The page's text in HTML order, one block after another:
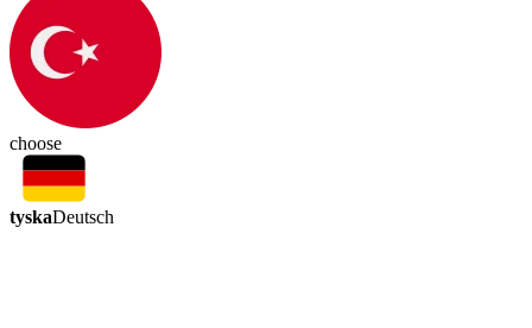
choose
tyskaDeutsch